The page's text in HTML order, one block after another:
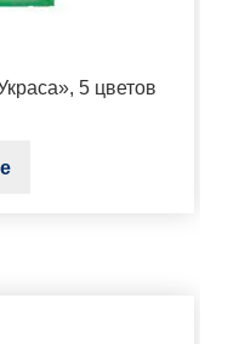
5 цветов